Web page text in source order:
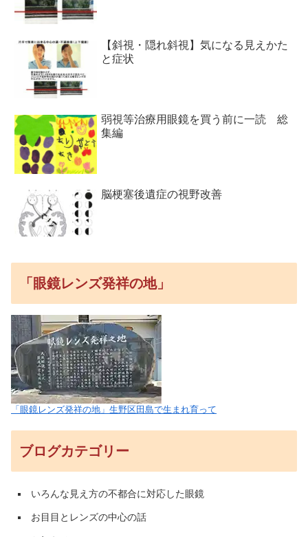
【斜視・隠れ斜視】気になる見えかた
と症状
弱視等治療用眼鏡を買う前に一読 総
集編
脳梗塞後遺症の視野改善
「眼鏡レンズ発祥の地」
「眼鏡レンズ発祥の地」生野区田島で生まれ育って
ブログカテゴリー
いろんな見え方の不都合に対応した眼鏡
お目目とレンズの中心の話